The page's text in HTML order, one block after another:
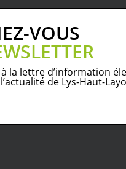
VOUS
la lettre d’information
de Lys-Haut-